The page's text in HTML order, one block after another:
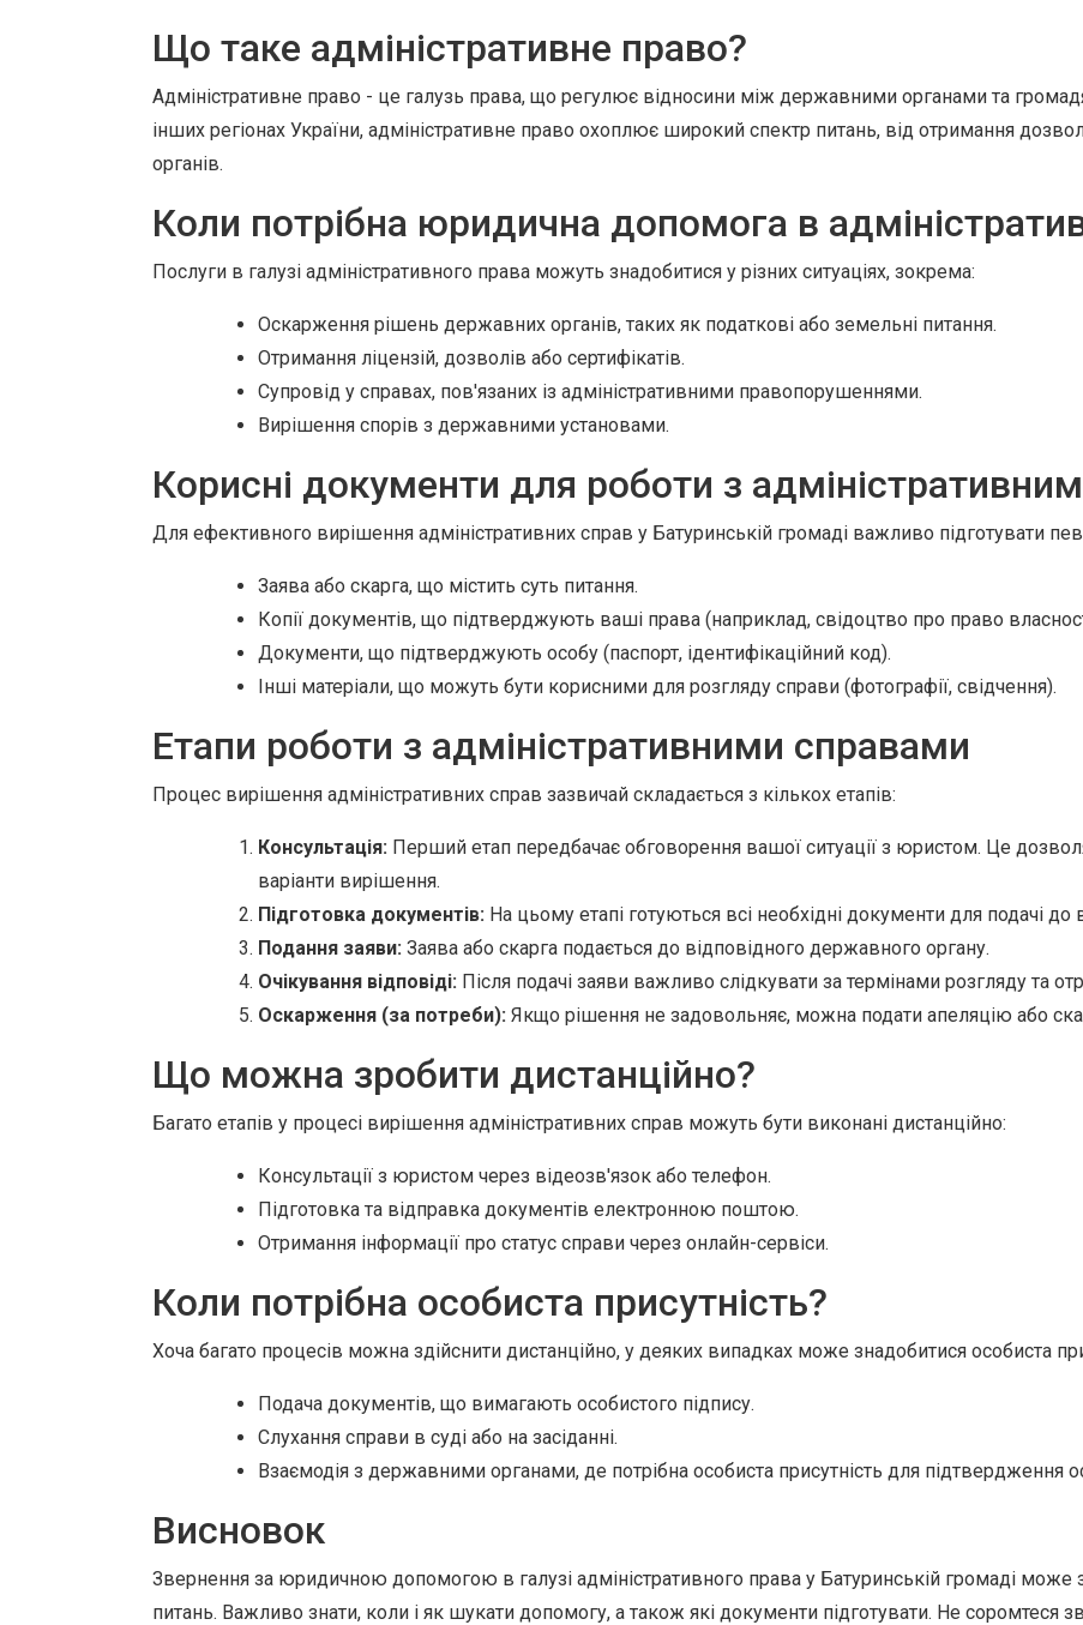
Що таке адміністративне право?
Адміністративне право - це галузь права, що регулює відносини між державними органами та
інших регіонах України, адміністративне право охоплює широкий спектр питань, від отримання
органів.
Коли потрібна юридична допомога в
Послуги в галузі адміністративного права можуть знадобитися у різних ситуаціях, зокрема:
Оскарження рішень державних органів, таких як податкові або земельні питання.
Отримання ліцензій, дозволів або сертифікатів.
Супровід у справах, пов'язаних із адміністративними правопорушеннями.
Вирішення спорів з державними установами.
Корисні документи для роботи з
Для ефективного вирішення адміністративних справ у Батуринській громаді важливо підготувати
Заява або скарга, що містить суть питання.
Копії документів, що підтверджують ваші права (наприклад, свідоцтво про право
Документи, що підтверджують особу (паспорт, ідентифікаційний код).
Інші матеріали, що можуть бути корисними для розгляду справи (фотографії, свідчення).
Етапи роботи з адміністративними справами
Процес вирішення адміністративних справ зазвичай складається з кількох етапів:
Консультація: Перший етап передбачає обговорення вашої ситуації з юристом. Це
варіанти вирішення.
Підготовка документів: На цьому етапі готуються всі необхідні документи для подачі до
Подання заяви: Заява або скарга подається до відповідного державного органу.
Очікування відповіді: Після подачі заяви важливо слідкувати за термінами розгляду та
Оскарження (за потреби): Якщо рішення не задовольняє, можна подати апеляцію або
Що можна зробити дистанційно?
Багато етапів у процесі вирішення адміністративних справ можуть бути виконані дистанційно:
Консультації з юристом через відеозв'язок або телефон.
Підготовка та відправка документів електронною поштою.
Отримання інформації про статус справи через онлайн-сервіси.
Коли потрібна особиста присутність?
Хоча багато процесів можна здійснити дистанційно, у деяких випадках може знадобитися особиста
Подача документів, що вимагають особистого підпису.
Слухання справи в суді або на засіданні.
Взаємодія з державними органами, де потрібна особиста присутність для підтвердження
Висновок
Звернення за юридичною допомогою в галузі адміністративного права у Батуринській громаді
питань. Важливо знати, коли і як шукати допомогу, а також які документи підготувати. Не соромтеся